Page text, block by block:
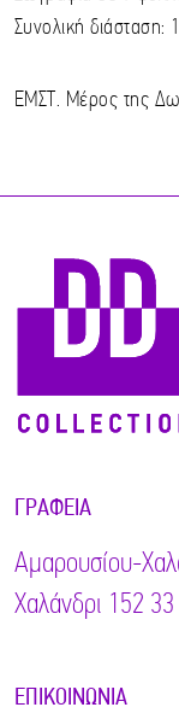
Συνολική διάσταση:
ΕΜΣΤ. Μέρος της
ΓΡΑΦΕΊΑ
Αμαρουσίου-
Χαλάνδρι 152 33
ΕΠΙΚΟΙΝΩΝΊΑ